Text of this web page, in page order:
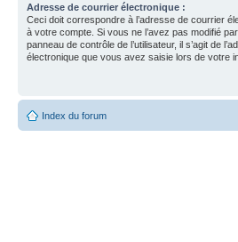
Adresse de courrier électronique :
Ceci doit correspondre à l’adresse de courrier
à votre compte. Si vous ne l’avez pas modifié
panneau de contrôle de l’utilisateur, il s’agit de
électronique que vous avez saisie lors de votre
Index du forum